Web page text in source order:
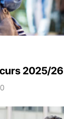
2025/26